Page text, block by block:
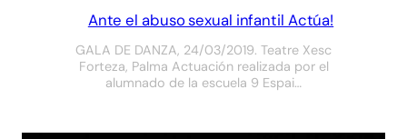
Ante el abuso sexual infantil Actúa!
GALA DE DANZA, 24/03/2019. Teatre Xesc
Forteza, Palma Actuación realizada por el
alumnado de la escuela 9 Espai…